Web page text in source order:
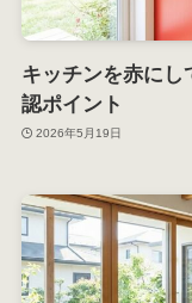
キッチンを赤にし
認ポイント
2026年5月19日